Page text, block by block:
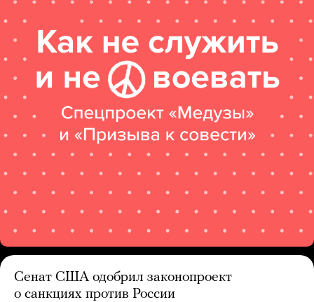
Сенат США одобрил законопроект
о санкциях против России